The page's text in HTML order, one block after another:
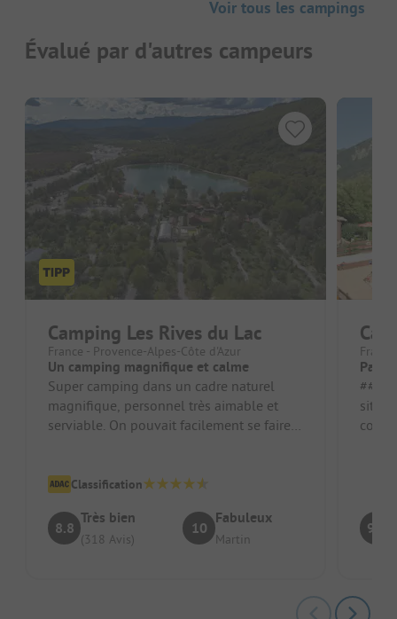
Voir tous les campings
Évalué par d'autres campeurs
Camping Les Rives du Lac
France - Provence-Alpes-Côte d'Azur
Un camping magnifique et calme
Super camping dans un cadre naturel
magnifique, personnel très aimable et
serviable. On pouvait facilement se faire
Classification
8.8
Très bien
(318 Avis)
10
Fabuleux
Martin
Pas
#####
situé,
9.3